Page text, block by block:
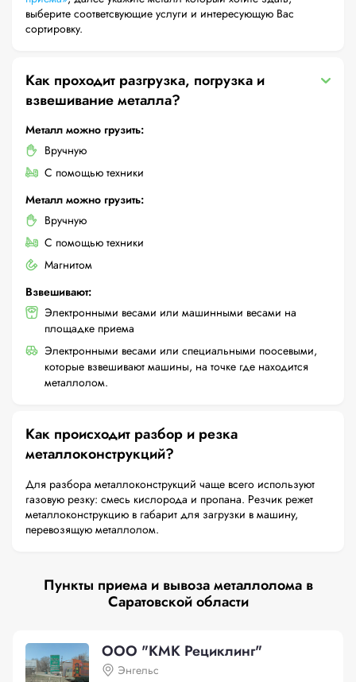
выберите соответсвующие услуги и интересующую Вас
сортировку.
Как проходит разгрузка, погрузка и
взвешивание металла?
Металл можно грузить:
Вручную
С помощью техники
Металл можно грузить:
Вручную
С помощью техники
Магнитом
Взвешивают:
Электронными весами или машинными весами на
площадке приема
Электронными весами или специальными поосевыми,
которые взвешивают машины, на точке где находится
металлолом.
Как происходит разбор и резка
металлоконструкций?
Для разбора металлоконструкций чаще всего используют
газовую резку: смесь кислорода и пропана. Резчик режет
металлоконструкцию в габарит для загрузки в машину,
перевозящую металлолом.
Пункты приема и вывоза металлолома в
Саратовской области
ООО "КМК Рециклинг"
Энгельс